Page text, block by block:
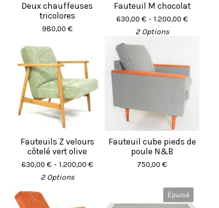
Deux chauffeuses
tricolores
980,00 €
Fauteuil M chocolat
630,00 € - 1.200,00 €
2 Options
Fauteuils Z velours
côtelé vert olive
630,00 € - 1.200,00 €
2 Options
Fauteuil cube pieds de
poule N&B
750,00 €
Épuisé